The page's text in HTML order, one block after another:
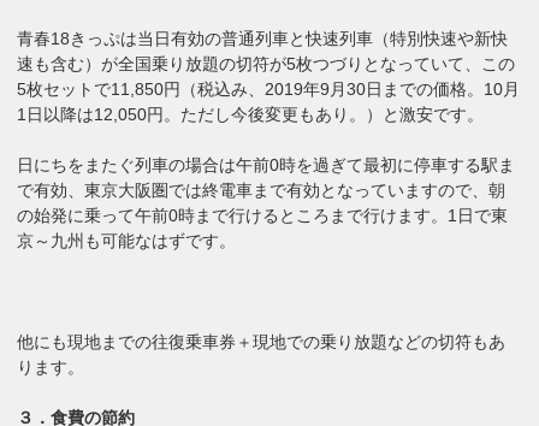
青春18きっぷは当日有効の普通列車と快速列車（特別快速や新快
速も含む）が全国乗り放題の切符が5枚つづりとなっていて、この
5枚セットで11,850円（税込み、2019年9月30日までの価格。10月
1日以降は12,050円。ただし今後変更もあり。）と激安です。
日にちをまたぐ列車の場合は午前0時を過ぎて最初に停車する駅ま
で有効、東京大阪圏では終電車まで有効となっていますので、朝
の始発に乗って午前0時まで行けるところまで行けます。1日で東
京～九州も可能なはずです。
他にも現地までの往復乗車券＋現地での乗り放題などの切符もあ
ります。
３．食費の節約